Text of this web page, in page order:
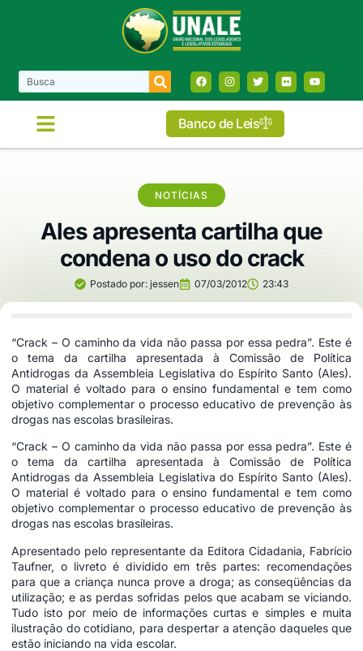
Banco de Leis
NOTÍCIAS
Ales apresenta cartilha que
condena o uso do crack
Postado por: jessen 07/03/2012 23:43
“Crack – O caminho da vida não passa por essa pedra”. Este é
o tema da cartilha apresentada à Comissão de Política
Antidrogas da Assembleia Legislativa do Espírito Santo (Ales).
O material é voltado para o ensino fundamental e tem como
objetivo complementar o processo educativo de prevenção às
drogas nas escolas brasileiras.
“Crack – O caminho da vida não passa por essa pedra”. Este é
o tema da cartilha apresentada à Comissão de Política
Antidrogas da Assembleia Legislativa do Espírito Santo (Ales).
O material é voltado para o ensino fundamental e tem como
objetivo complementar o processo educativo de prevenção às
drogas nas escolas brasileiras.
Apresentado pelo representante da Editora Cidadania, Fabrício
Taufner, o livreto é dividido em três partes: recomendações
para que a criança nunca prove a droga; as conseqüências da
utilização; e as perdas sofridas pelos que acabam se viciando.
Tudo isto por meio de informações curtas e simples e muita
ilustração do cotidiano, para despertar a atenção daqueles que
estão iniciando na vida escolar.